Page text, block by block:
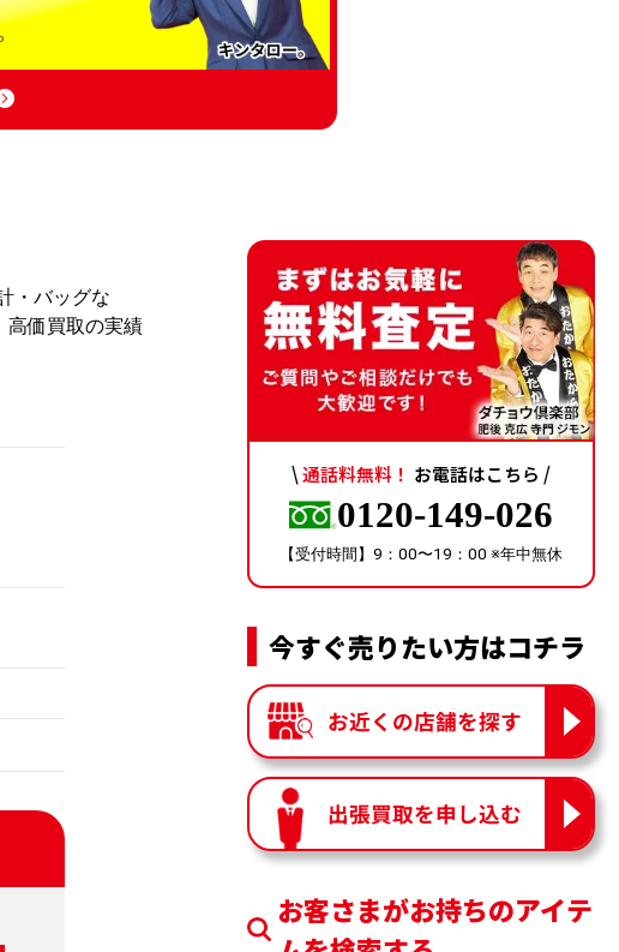
・バッグな
高価買取の実績
\通話料無料！ お電話はこちら /
0120-149-026
【受付時間】9：00〜19：00 ※年中無休
今すぐ売りたい方はコチラ
お近くの店舗を探す
出張買取を申し込む
お客さまがお持ちのアイテ